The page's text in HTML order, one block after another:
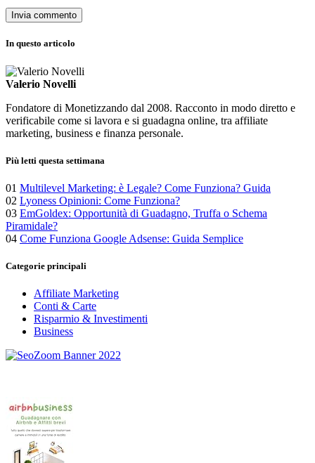
In questo articolo
Valerio Novelli
Fondatore di Monetizzando dal 2008. Racconto in modo diretto e
verificabile come si lavora e si guadagna online, tra affiliate
marketing, business e finanza personale.
Più letti questa settimana
01 Multilevel Marketing: è Legale? Come Funziona? Guida
02 Lyoness Opinioni: Come Funziona?
03 EmGoldex: Opportunità di Guadagno, Truffa o Schema
Piramidale?
04 Come Funziona Google Adsense: Guida Semplice
Categorie principali
Affiliate Marketing
Conti & Carte
Risparmio & Investimenti
Business